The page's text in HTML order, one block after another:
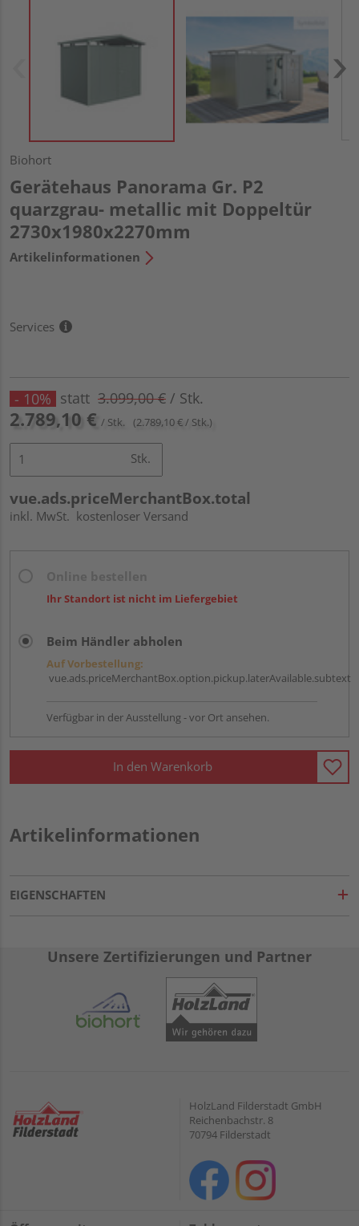
Biohort
Gerätehaus Panorama Gr. P2
quarzgrau- metallic mit Doppeltür
2730x1980x2270mm
Artikelinformationen
Services
- 10% statt 3.099,00 € / Stk.
2.789,10 € / Stk. (2.789,10 € / Stk.)
Stk.
vue.ads.priceMerchantBox.total
inkl. MwSt. kostenloser Versand
Ihr Standort ist nicht im Liefergebiet
Beim Händler abholen
Auf Vorbestellung:
vue.ads.priceMerchantBox.option.pickup.laterAvailable.subtext
Verfügbar in der Ausstellung - vor Ort ansehen.
In den Warenkorb
Artikelinformationen
EIGENSCHAFTEN
Unsere Zertifizierungen und Partner
HolzLand Filderstadt GmbH
Reichenbachstr. 8
70794 Filderstadt